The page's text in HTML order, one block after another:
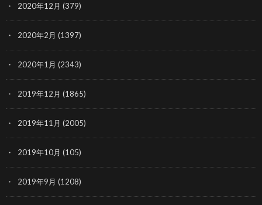
2020年12月 (379)
2020年2月 (1397)
2020年1月 (2343)
2019年12月 (1865)
2019年11月 (2005)
2019年10月 (105)
2019年9月 (1208)